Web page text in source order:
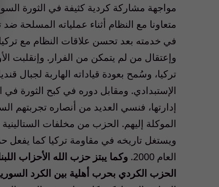
مواجهة مشاركة كردية كثيفة في الثورة
في خدمته بعد تحسن علاقات النظام مع
وإعتقال من لم يتمكن من الفرار. وإنقلبت
تركيا، وسُمح بعودة قياداته الهاربة لجبال
الإستبدادي. ومقابل دوره في كبح الثورة
إدارتها، فنسي العديد من أنصاره تجربتهم
الموكلة إليهم. الحزب من مخلفات
ويستغل تاريخه في مقاومة تركيا كما يفعل
العام 2000.
وكما يبتز حزب الله الأحزاب
الحزب الكردي بحرب أهلية بين الكرد